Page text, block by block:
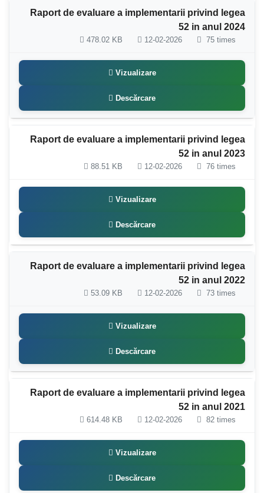
Raport de evaluare a implementarii privind legea
52 in anul 2024
478.02 KB 12-02-2026 75 times
Vizualizare
Descărcare
Raport de evaluare a implementarii privind legea
52 in anul 2023
88.51 KB 12-02-2026 76 times
Vizualizare
Descărcare
Raport de evaluare a implementarii privind legea
52 in anul 2022
53.09 KB 12-02-2026 73 times
Vizualizare
Descărcare
Raport de evaluare a implementarii privind legea
52 in anul 2021
614.48 KB 12-02-2026 82 times
Vizualizare
Descărcare